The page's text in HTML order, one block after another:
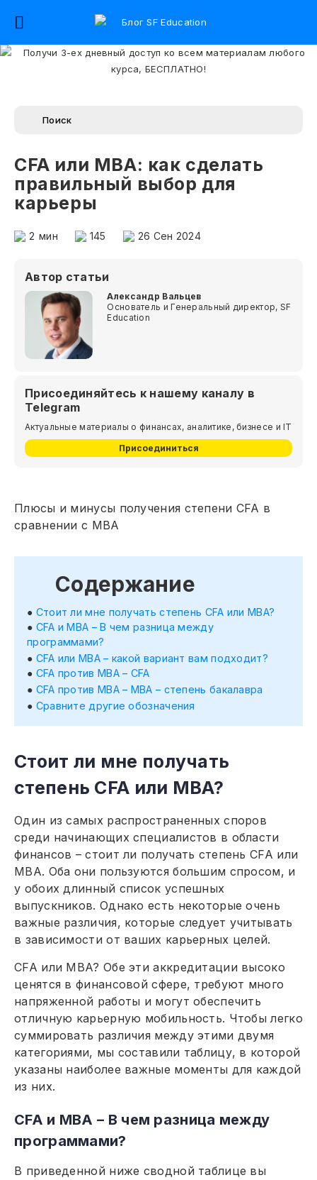
CFA или MBA: как сделать
правильный выбор для
карьеры
2 мин 145 26 Сен 2024
Автор статьи
Александр Вальцев
Основатель и Генеральный директор, SF
Education
Присоединяйтесь к нашему каналу в
Telegram
Актуальные материалы о финансах, аналитике, бизнесе и IT
Присоединиться
Плюсы и минусы получения степени CFA в
сравнении с MBA
Содержание
Стоит ли мне получать степень CFA или MBA?
CFA и MBA – В чем разница между
программами?
CFA или MBA – какой вариант вам подходит?
CFA против MBA – CFA
CFA против MBA – MBA – степень бакалавра
Сравните другие обозначения
Стоит ли мне получать
степень CFA или MBA?
Один из самых распространенных споров
среди начинающих специалистов в области
финансов – стоит ли получать степень CFA или
MBA. Оба они пользуются большим спросом, и
у обоих длинный список успешных
выпускников. Однако есть некоторые очень
важные различия, которые следует учитывать
в зависимости от ваших карьерных целей.
CFA или MBA? Обе эти аккредитации высоко
ценятся в финансовой сфере, требуют много
напряженной работы и могут обеспечить
отличную карьерную мобильность. Чтобы легко
суммировать различия между этими двумя
категориями, мы составили таблицу, в которой
указаны наиболее важные моменты для каждой
из них.
CFA и MBA – В чем разница между
программами?
В приведенной ниже сводной таблице вы